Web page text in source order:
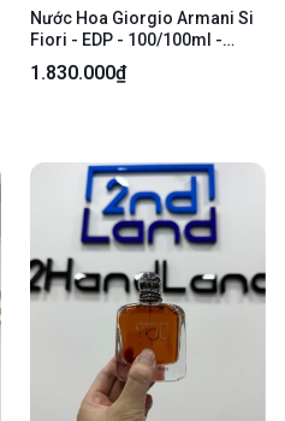
Nước Hoa Giorgio Armani Si
Fiori - EDP - 100/100ml -
Fullbox
1.830.000₫